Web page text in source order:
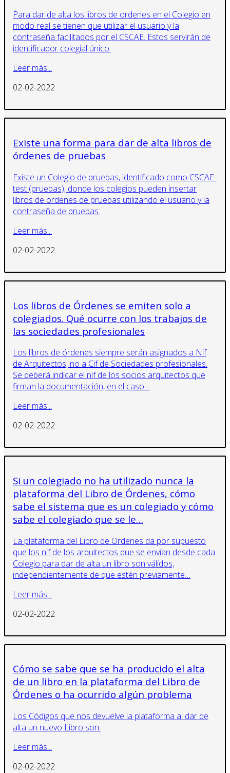
Para dar de alta los libros de ordenes en el Colegio en
modo real se tienen que utilizar el usuario y la
contraseña facilitados por el CSCAE. Estos servirán de
identificador colegial único.
Leer más...
02-02-2022
Existe una forma para dar de alta libros de
órdenes de pruebas
Existe un Colegio de pruebas, identificado como CSCAE-
test (pruebas), donde los colegios pueden insertar
libros de ordenes de pruebas utilizando el usuario y la
contraseña de pruebas.
Leer más...
02-02-2022
Los libros de Órdenes se emiten solo a
colegiados. Qué ocurre con los trabajos de
las sociedades profesionales
Los libros de órdenes siempre serán asignados a Nif
de Arquitectos, no a Cif de Sociedades profesionales.
Se deberá indicar el nif de los socios arquitectos que
firman la documentación, en el caso…
Leer más...
02-02-2022
Si un colegiado no ha utilizado nunca la
plataforma del Libro de Órdenes, cómo
sabe el sistema que es un colegiado y cómo
sabe el colegiado que se le…
La plataforma del Libro de Ordenes da por supuesto
que los nif de los arquitectos que se envían desde cada
Colegio para dar de alta un libro son válidos,
independientemente de que estén previamente…
Leer más...
02-02-2022
Cómo se sabe que se ha producido el alta
de un libro en la plataforma del Libro de
Órdenes o ha ocurrido algún problema
Los Códigos que nos devuelve la plataforma al dar de
alta un nuevo Libro son:
Leer más...
02-02-2022